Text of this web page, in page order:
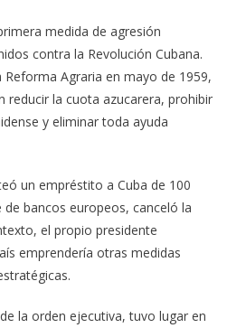
medida de agresión
contra la Revolución Cubana.
Agraria en mayo de 1959,
reducir la cuota azucarera, prohibir
y eliminar toda ayuda
un empréstito a Cuba de 100
bancos europeos, canceló la
el propio presidente
emprendería otras medidas
la orden ejecutiva, tuvo lugar en